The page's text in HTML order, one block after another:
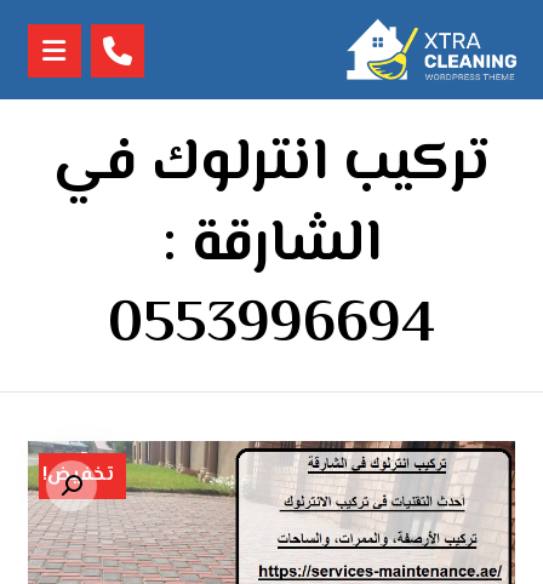
تركيب انترلوك في
الشارقة :
0553996694
تكبير الصورةتخفيض!